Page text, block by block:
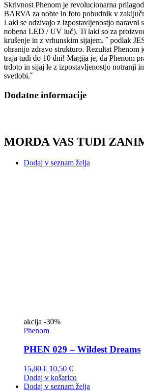
Skrivnost Phenom je revolucionarna
BARVA za nohte in foto pobudnik v
Laki se odzivajo z izpostavljenostjo naravni
nobena LED / UV luč). Ti laki so za
krušenje in z vrhunskim sijajem. ˝ podlak
ohranijo zdravo strukturo. Rezultat Phenom
traja tudi do 10 dni! Magija je, da Phenom
trdoto in sijaj le z izpostavljenostjo notranji
svetlobi.˝
Dodatne informacije
MORDA VAS TUDI
Dodaj v seznam želja
akcija -30%
Phenom
PHEN 029 – Wildest Dreams
15,00€ 10,50 €
Dodaj v košarico
Dodaj v seznam želja